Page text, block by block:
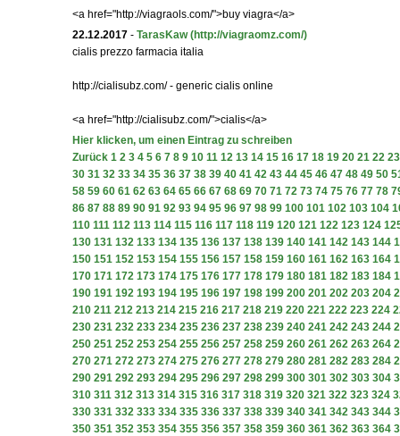
<a href="http://viagraols.com/">buy viagra</a>
22.12.2017 - TarasKaw (http://viagraomz.com/)
cialis prezzo farmacia italia
http://cialisubz.com/ - generic cialis online
<a href="http://cialisubz.com/">cialis</a>
Hier klicken, um einen Eintrag zu schreiben
Zurück 1 2 3 4 5 6 7 8 9 10 11 12 13 14 15 16 17 18 19 20 21 22 23
30 31 32 33 34 35 36 37 38 39 40 41 42 43 44 45 46 47 48 49 50
58 59 60 61 62 63 64 65 66 67 68 69 70 71 72 73 74 75 76 77 78
86 87 88 89 90 91 92 93 94 95 96 97 98 99 100 101 102 103 104
110 111 112 113 114 115 116 117 118 119 120 121 122 123 124
130 131 132 133 134 135 136 137 138 139 140 141 142 143 144
150 151 152 153 154 155 156 157 158 159 160 161 162 163 164
170 171 172 173 174 175 176 177 178 179 180 181 182 183 184
190 191 192 193 194 195 196 197 198 199 200 201 202 203 204
210 211 212 213 214 215 216 217 218 219 220 221 222 223 224
230 231 232 233 234 235 236 237 238 239 240 241 242 243 244
250 251 252 253 254 255 256 257 258 259 260 261 262 263 264
270 271 272 273 274 275 276 277 278 279 280 281 282 283 284
290 291 292 293 294 295 296 297 298 299 300 301 302 303 304
310 311 312 313 314 315 316 317 318 319 320 321 322 323 324
330 331 332 333 334 335 336 337 338 339 340 341 342 343 344
350 351 352 353 354 355 356 357 358 359 360 361 362 363 364